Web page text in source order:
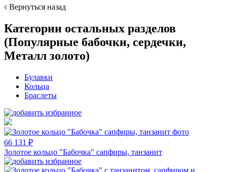
Вернуться назад
Категории остальных разделов
(Популярные бабочки, сердечки,
Металл золото)
Булавки
Кольца
Браслеты
66 131 ₽
Золотое кольцо "Бабочка" сапфиры, танзанит